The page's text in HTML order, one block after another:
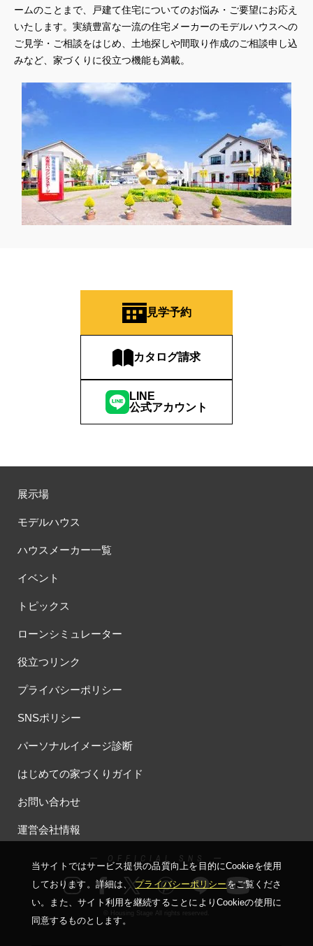
ームのことまで、戸建て住宅についてのお悩み・ご要望にお応え
いたします。実績豊富な一流の住宅メーカーのモデルハウスへの
ご見学・ご相談をはじめ、土地探しや間取り作成のご相談申し込
みなど、家づくりに役立つ機能も満載。
見学予約
カタログ請求
LINE
公式アカウント
展示場
モデルハウス
ハウスメーカー一覧
イベント
トピックス
ローンシミュレーター
役立つリンク
プライバシーポリシー
SNSポリシー
パーソナルイメージ診断
はじめての家づくりガイド
お問い合わせ
運営会社情報
ー OFFICIAL SNS ー
© Housing Stage All rights reserved.
当サイトではサービス提供の品質向上を⽬的にCookieを使⽤
しております。詳細は、プライバシーポリシーをご覧くださ
い。
また、サイト利⽤を継続することによりCookieの使⽤に
同意するものとします。